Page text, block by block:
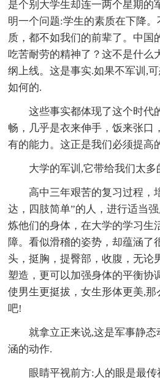
是个别大学生却连一两个星期的
明一个问题:学生的素质在下降
质，都不如我们的前辈了。中国
吃苦耐劳的精神了？这不是什么
纲上线。这是事实.如果不军训,
如何的.
这些事实都体现了这个时代
畅，几乎是衣来伸手，饭来张口
有的能力。这正是我们必须提高
大学的军训,它带给我们太多
高中三年艰苦的复习过程，
达，四肢简单”的人，进行适当
炼他们的身体，在大学的学习生
障。看似滑稽的姿势，却蕴涵了
头，挺胸，提臀部，收腹，无论
塑造，更可以加强身体的平衡协
使男生更挺拔，女生形体更美,
吧!
就拿立正来说,这是军事静
涵的动作.
眼睛平视前方:人的眼是最